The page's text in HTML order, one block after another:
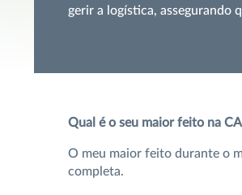
gerir a logística, assegurando
Qual é o seu maior feito na
O meu maior feito durante o
completa.